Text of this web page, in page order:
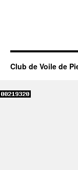
Club de Voile de